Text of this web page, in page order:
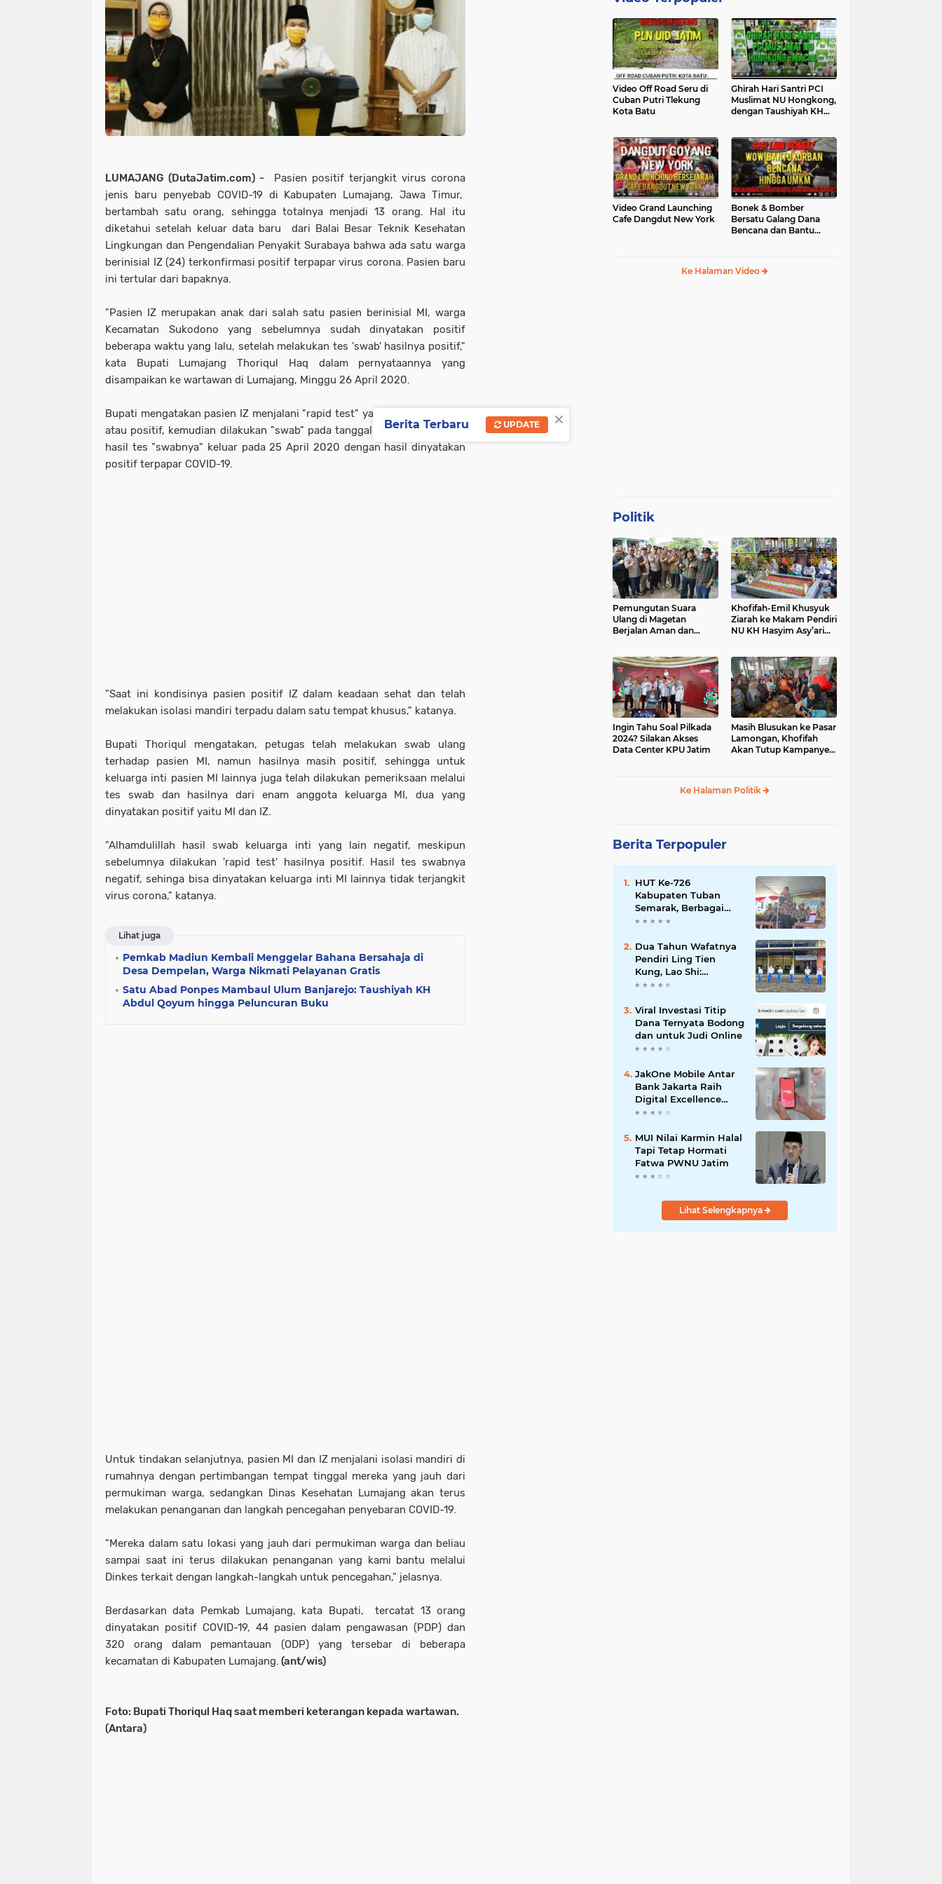
LUMAJANG (DutaJatim.com) -
Pasien positif terjangkit virus corona
jenis baru penyebab COVID-19 di Kabupaten Lumajang, Jawa Timur,
bertambah satu orang, sehingga totalnya menjadi 13 orang. Hal itu
diketahui setelah keluar data baru dari Balai Besar Teknik Kesehatan
Lingkungan dan Pengendalian Penyakit Surabaya bahwa ada satu warga
berinisial IZ (24) terkonfirmasi positif terpapar virus corona. Pasien baru
ini tertular dari bapaknya.
"Pasien IZ merupakan anak dari salah satu pasien berinisial MI, warga
Kecamatan Sukodono yang sebelumnya sudah dinyatakan positif
beberapa waktu yang lalu, setelah melakukan tes 'swab' hasilnya positif,"
kata Bupati Lumajang Thoriqul Haq dalam pernyataannya yang
disampaikan ke wartawan di Lumajang, Minggu 26 April 2020.
Bupati mengatakan pasien IZ menjalani "rapid test" yang hasilnya reaktif
atau positif, kemudian dilakukan "swab" pada tanggal 15 April 2020 dan
hasil tes "swabnya" keluar pada 25 April 2020 dengan hasil dinyatakan
positif terpapar COVID-19.
"Saat ini kondisinya pasien positif IZ dalam keadaan sehat dan telah
melakukan isolasi mandiri terpadu dalam satu tempat khusus," katanya.
Bupati Thoriqul mengatakan, petugas telah melakukan swab ulang
terhadap pasien MI, namun hasilnya masih positif, sehingga untuk
keluarga inti pasien MI lainnya juga telah dilakukan pemeriksaan melalui
tes swab dan hasilnya dari enam anggota keluarga MI, dua yang
dinyatakan positif yaitu MI dan IZ.
"Alhamdulillah hasil swab keluarga inti yang lain negatif, meskipun
sebelumnya dilakukan 'rapid test' hasilnya positif. Hasil tes swabnya
negatif, sehinga bisa dinyatakan keluarga inti MI lainnya tidak terjangkit
virus corona," katanya.
Lihat juga
Pemkab Madiun Kembali Menggelar Bahana Bersahaja di
Desa Dempelan, Warga Nikmati Pelayanan Gratis
Satu Abad Ponpes Mambaul Ulum Banjarejo: Taushiyah KH
Abdul Qoyum hingga Peluncuran Buku
Untuk tindakan selanjutnya, pasien MI dan IZ menjalani isolasi mandiri di
rumahnya dengan pertimbangan tempat tinggal mereka yang jauh dari
permukiman warga, sedangkan Dinas Kesehatan Lumajang akan terus
melakukan penanganan dan langkah pencegahan penyebaran COVID-19.
"Mereka dalam satu lokasi yang jauh dari permukiman warga dan beliau
sampai saat ini terus dilakukan penanganan yang kami bantu melalui
Dinkes terkait dengan langkah-langkah untuk pencegahan," jelasnya.
Berdasarkan data Pemkab Lumajang, kata Bupati, tercatat 13 orang
dinyatakan positif COVID-19, 44 pasien dalam pengawasan (PDP) dan
320 orang dalam pemantauan (ODP) yang tersebar di beberapa
kecamatan di Kabupaten Lumajang. (ant/wis)
Foto: Bupati Thoriqul Haq saat memberi keterangan kepada wartawan.
(Antara)
Video Off Road Seru di
Cuban Putri Tlekung
Kota Batu
Ghirah Hari Santri PCI
Muslimat NU Hongkong,
dengan Taushiyah KH
Video Grand Launching
Cafe Dangdut New York
Bonek & Bomber
Bersatu Galang Dana
Bencana dan Bantu
Ke Halaman Video
Politik
Pemungutan Suara
Ulang di Magetan
Berjalan Aman dan
Khofifah-Emil Khusyuk
Ziarah ke Makam Pendiri
NU KH Hasyim Asy’ari
Ingin Tahu Soal Pilkada
2024? Silakan Akses
Data Center KPU Jatim
Masih Blusukan ke Pasar
Lamongan, Khofifah
Akan Tutup Kampanye
Ke Halaman Politik
Berita Terpopuler
HUT Ke-726
Kabupaten Tuban
Semarak, Berbagai
Prestasinya Pun
Dua Tahun Wafatnya
Pendiri Ling Tien
Kung, Lao Shi:
Amanah Harus Kita
Viral Investasi Titip
Dana Ternyata Bodong
dan untuk Judi Online
JakOne Mobile Antar
Bank Jakarta Raih
Digital Excellence
Awards 2026
MUI Nilai Karmin Halal
Tapi Tetap Hormati
Fatwa PWNU Jatim
Lihat Selengkapnya
×
Berita Terbaru UPDATE